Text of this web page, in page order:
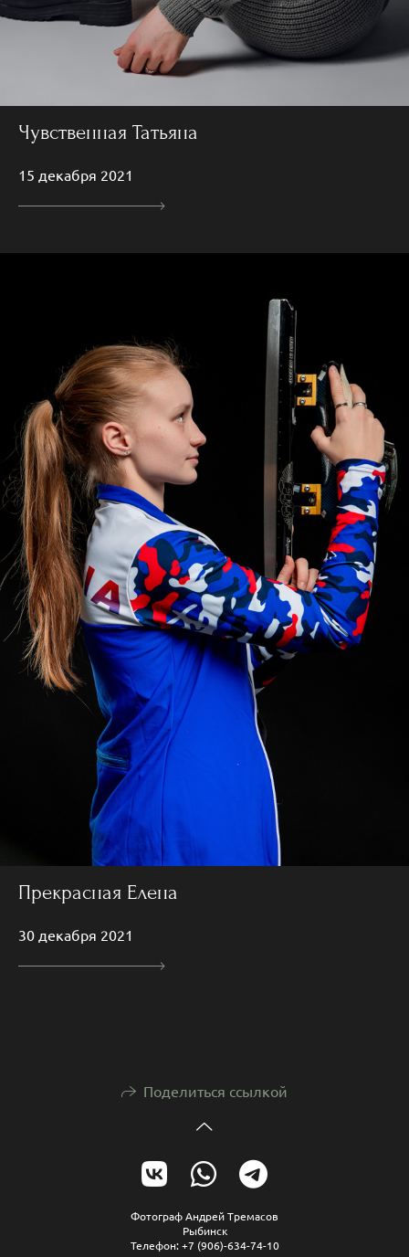
Чувственная Татьяна
15 декабря 2021
Прекрасная Елена
30 декабря 2021
Поделиться ссылкой
Фотограф Андрей Тремасов
Рыбинск
Телефон: +7 (906)-634-74-10